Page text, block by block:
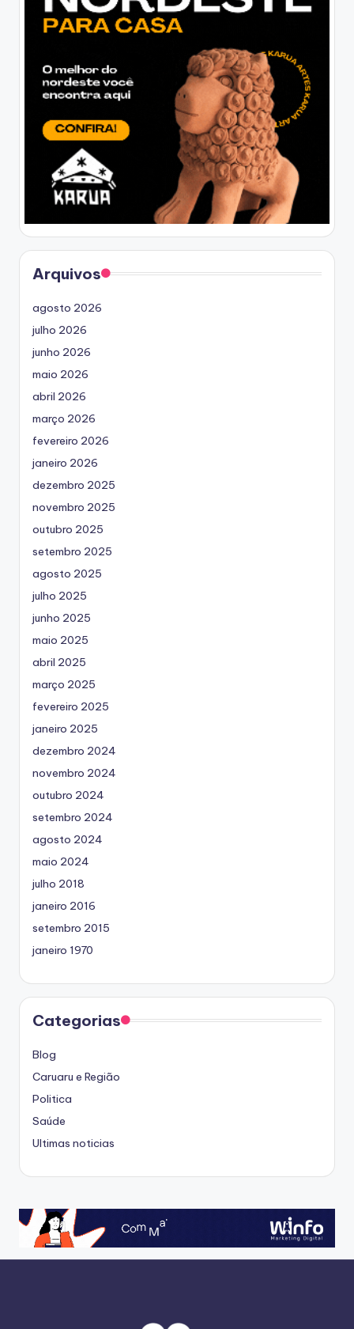
Arquivos
agosto 2026
julho 2026
junho 2026
maio 2026
abril 2026
março 2026
fevereiro 2026
janeiro 2026
dezembro 2025
novembro 2025
outubro 2025
setembro 2025
agosto 2025
julho 2025
junho 2025
maio 2025
abril 2025
março 2025
fevereiro 2025
janeiro 2025
dezembro 2024
novembro 2024
outubro 2024
setembro 2024
agosto 2024
maio 2024
julho 2018
janeiro 2016
setembro 2015
janeiro 1970
Categorias
Blog
Caruaru e Região
Politica
Saúde
Ultimas noticias